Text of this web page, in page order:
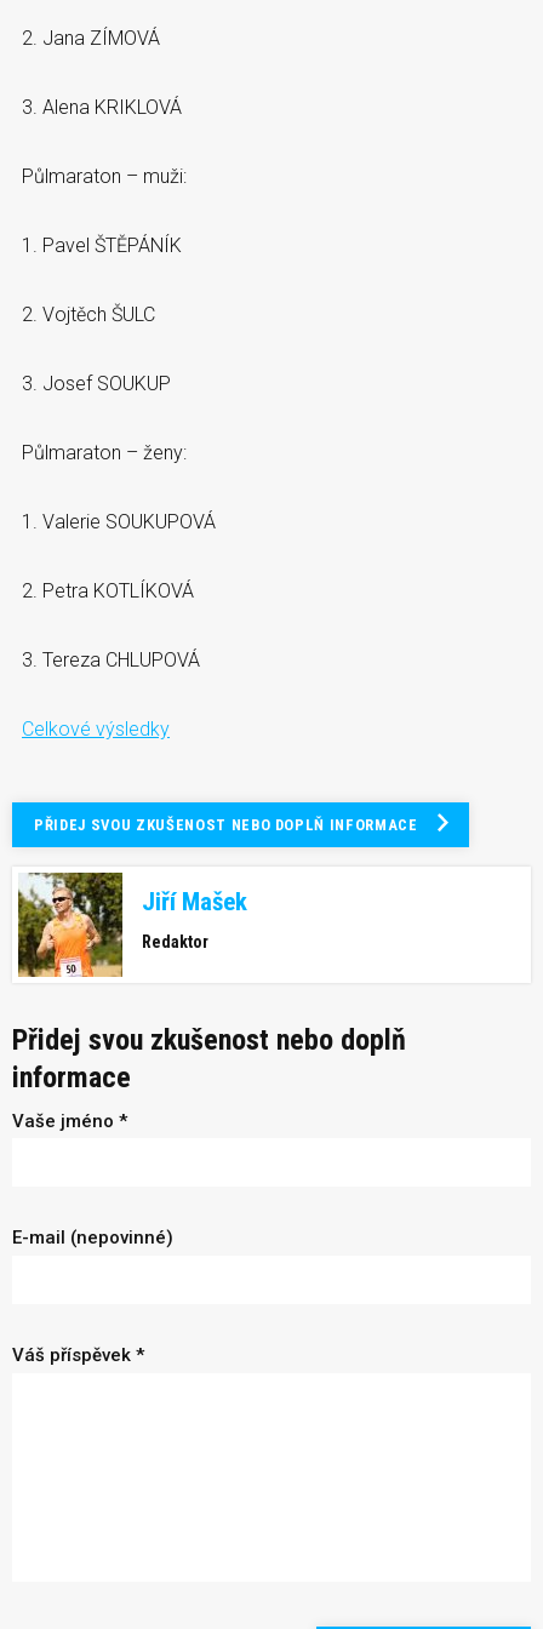
2. Jana ZÍMOVÁ
3. Alena KRIKLOVÁ
Půlmaraton – muži:
1. Pavel ŠTĚPÁNÍK
2. Vojtěch ŠULC
3. Josef SOUKUP
Půlmaraton – ženy:
1. Valerie SOUKUPOVÁ
2. Petra KOTLÍKOVÁ
3. Tereza CHLUPOVÁ
Celkové výsledky
PŘIDEJ SVOU ZKUŠENOST NEBO DOPLŇ INFORMACE
Jiří Mašek
Redaktor
Přidej svou zkušenost nebo doplň
informace
Vaše jméno *
E-mail (nepovinné)
Váš příspěvek *